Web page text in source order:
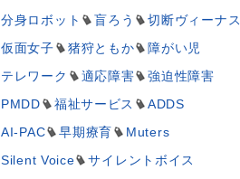
分身ロボット
盲ろう
切断ヴィーナス
仮面女子
猪狩ともか
障がい児
テレワーク
適応障害
強迫性障害
PMDD
福祉サービス
ADDS
AI-PAC
早期療育
Muters
Silent Voice
サイレントボイス